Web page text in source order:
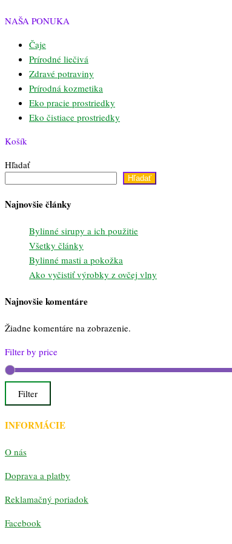
NAŠA PONUKA
Čaje
Prírodné liečivá
Zdravé potraviny
Prírodná kozmetika
Eko pracie prostriedky
Eko čistiace prostriedky
Košík
Hľadať
Hľadať
Najnovšie články
Bylinné sirupy a ich použitie
Všetky články
Bylinné masti a pokožka
Ako vyčistiť výrobky z ovčej vlny
Najnovšie komentáre
Žiadne komentáre na zobrazenie.
Filter by price
Filter
INFORMÁCIE
O nás
Doprava a platby
Reklamačný poriadok
Facebook